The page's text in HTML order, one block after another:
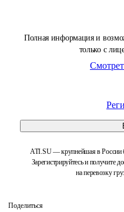
Полная информация и
только с
ATI.SU — крупнейшая в России
Зарегистрируйтесь и получите
на перевозку
Поделиться